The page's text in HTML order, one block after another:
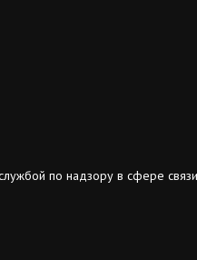
по надзору в сфере